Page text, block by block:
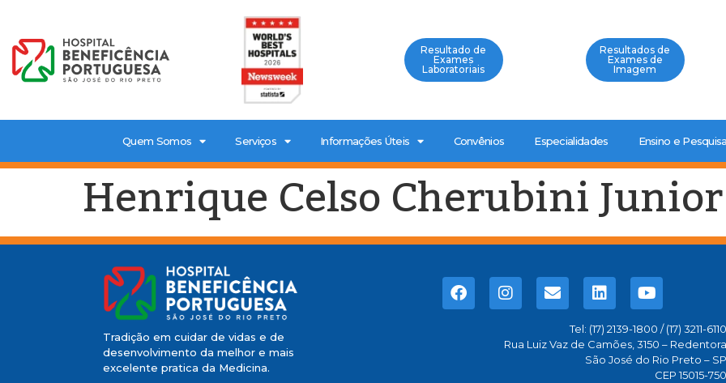
Resultado de
Exames
Laboratoriais
Resultados de
Exames de
Imagem
Quem Somos Serviços Informações Úteis Convênios Especialidades Ensino e Pesquisa
Henrique Celso Cherubini Junior
Tradição em cuidar de vidas e de
desenvolvimento da melhor e mais
excelente pratica da Medicina.
Tel: (17) 2139-1800 / (17) 3211-6110
Rua Luiz Vaz de Camões, 3150 – Redentora
São José do Rio Preto – SP
CEP 15015-750